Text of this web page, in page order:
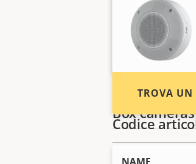
Box cameras
dispositivi e
TROVA UN
Codice